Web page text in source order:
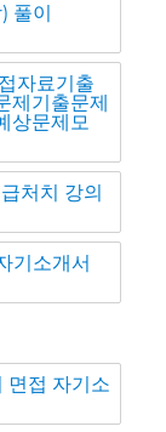
풀이
자료기출
제기출문제
상문제모
처치 강의
기소개서
면접 자기소